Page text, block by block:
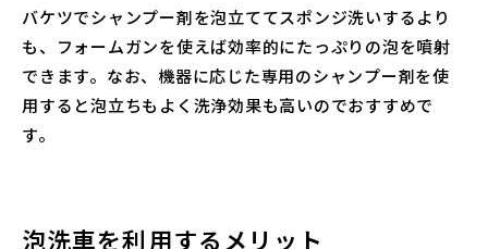
バケツでシャンプー剤を泡立ててスポンジ洗いするより
も、フォームガンを使えば効率的にたっぷりの泡を噴射
できます。なお、機器に応じた専用のシャンプー剤を使
用すると泡立ちもよく洗浄効果も高いのでおすすめで
す。
泡洗車を利用するメリット